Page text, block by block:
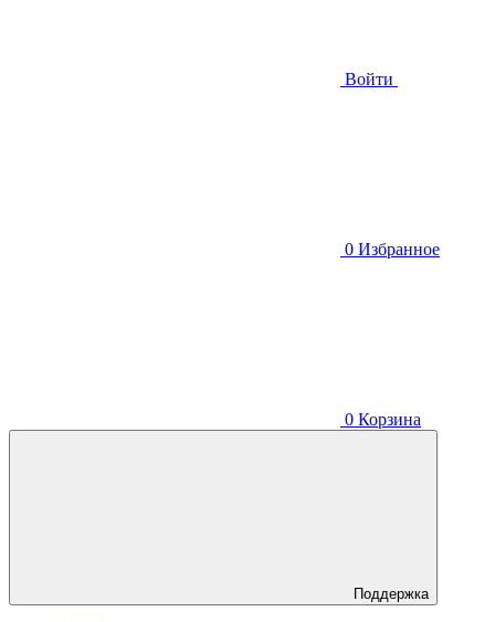
Войти
0 Избранное
0 Корзина
Поддержка